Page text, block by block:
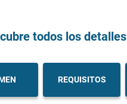
todos los detalles
REQUISITOS